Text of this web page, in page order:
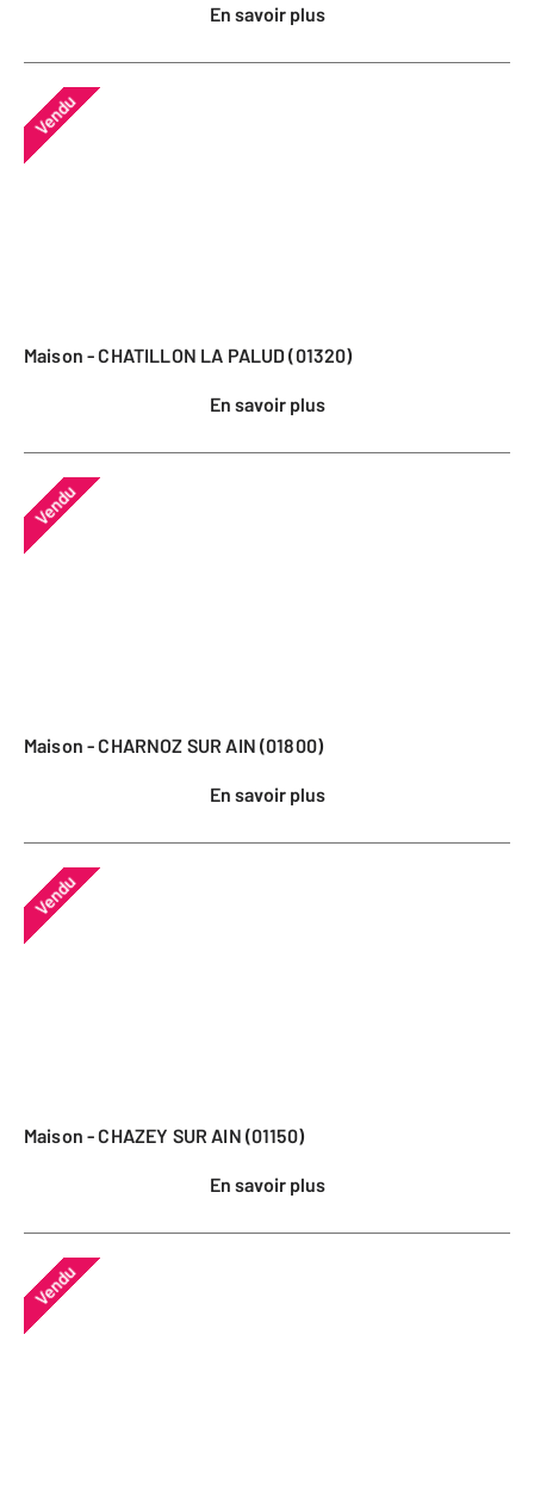
En savoir plus
Vendu
Maison - CHATILLON LA PALUD (01320)
En savoir plus
Vendu
Maison - CHARNOZ SUR AIN (01800)
En savoir plus
Vendu
Maison - CHAZEY SUR AIN (01150)
En savoir plus
Vendu